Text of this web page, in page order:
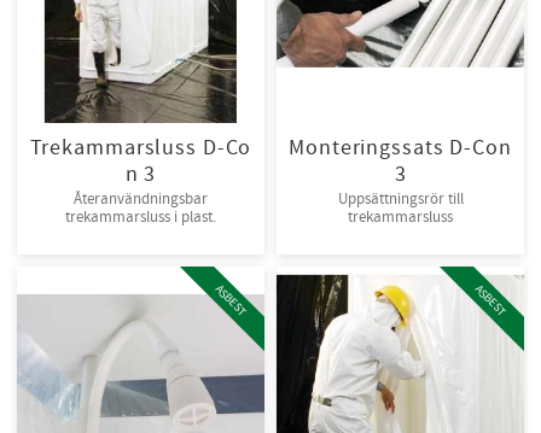
Trekammarsluss D-Co
n 3
Återanvändningsbar
trekammarsluss i plast.
Monteringssats D-Con
3
Uppsättningsrör till
trekammarsluss
ASBEST ASBEST